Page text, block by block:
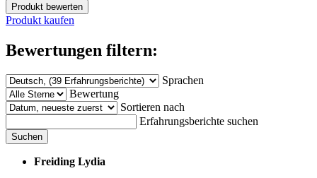
Produkt bewerten
Produkt kaufen
Bewertungen filtern:
Sprachen
Bewertung
Sortieren nach
Erfahrungsberichte suchen
Suchen
Freiding Lydia